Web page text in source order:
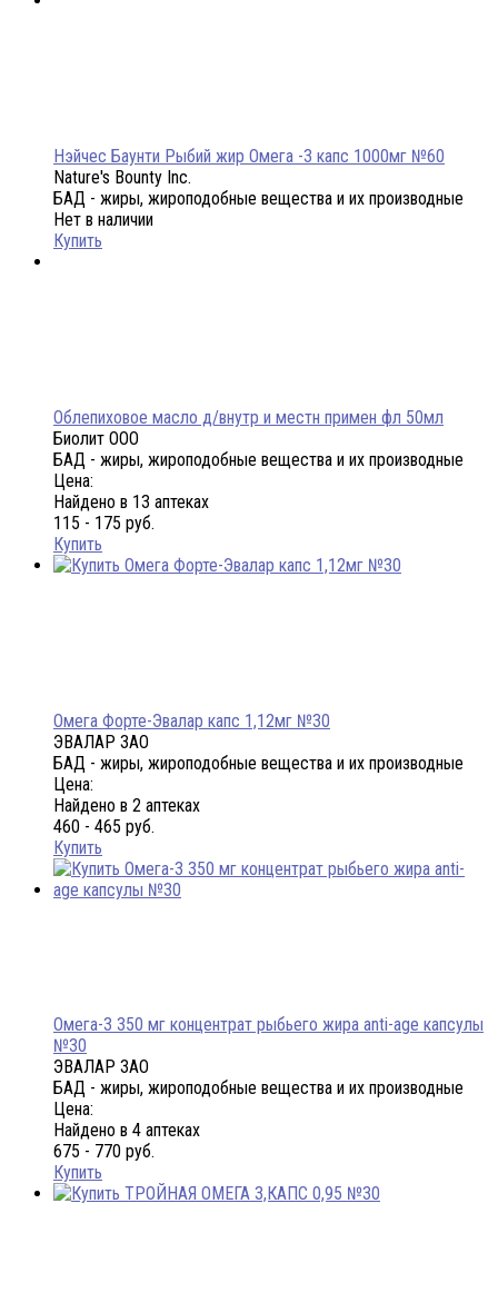
Нэйчес Баунти Рыбий жир Омега -3 капс 1000мг №60
Nature's Bounty Inc.
БАД - жиры, жироподобные вещества и их производные
Нет в наличии
Купить
Облепиховое масло д/внутр и местн примен фл 50мл
Биолит ООО
БАД - жиры, жироподобные вещества и их производные
Цена:
Найдено в 13 аптеках
115 - 175 руб.
Купить
Омега Форте-Эвалар капс 1,12мг №30
ЭВАЛАР ЗАО
БАД - жиры, жироподобные вещества и их производные
Цена:
Найдено в 2 аптеках
460 - 465 руб.
Купить
Омега-3 350 мг концентрат рыбьего жира anti-age капсулы
№30
ЭВАЛАР ЗАО
БАД - жиры, жироподобные вещества и их производные
Цена:
Найдено в 4 аптеках
675 - 770 руб.
Купить